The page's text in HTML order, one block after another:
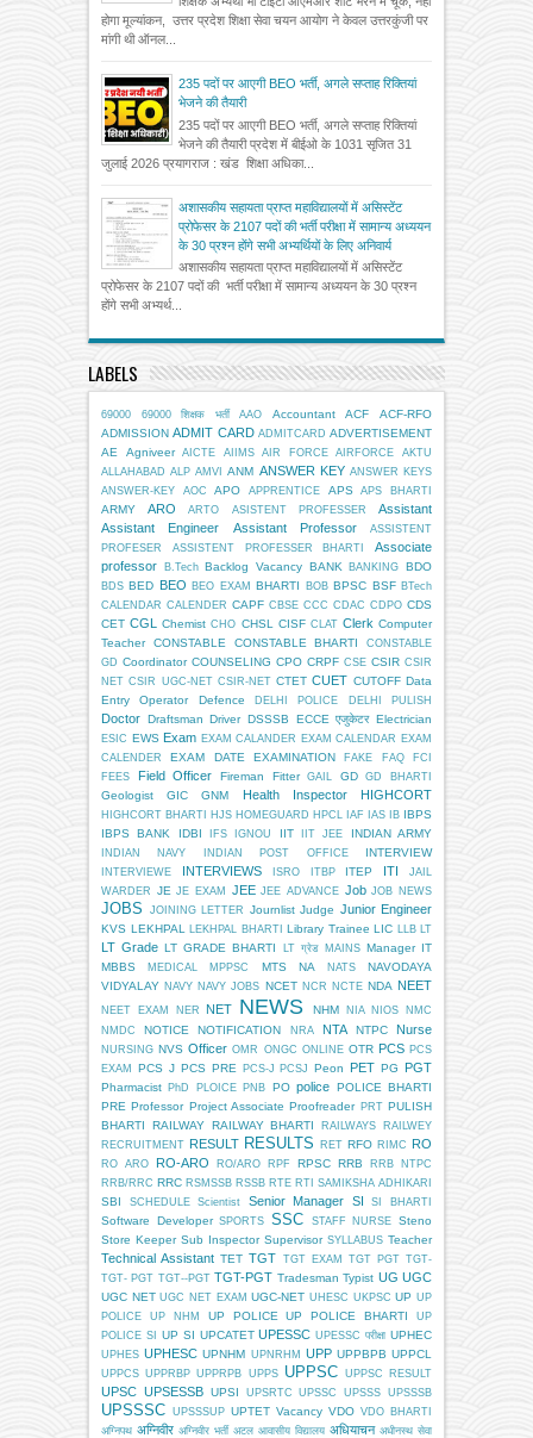
होगा मूल्यांकन, उत्तर प्रदेश शिक्षा सेवा चयन आयोग ने केवल उत्तरकुंजी पर
मांगी थी ऑनल...
235 पदों पर आएगी BEO भर्ती, अगले सप्ताह रिक्तियां
भेजने की तैयारी
235 पदों पर आएगी BEO भर्ती, अगले सप्ताह रिक्तियां
भेजने की तैयारी प्रदेश में बीईओ के 1031 सृजित 31
जुलाई 2026 प्रयागराज : खंड शिक्षा अधिका...
अशासकीय सहायता प्राप्त महाविद्यालयों में असिस्टेंट
प्रोफेसर के 2107 पदों की भर्ती परीक्षा में सामान्य अध्ययन
के 30 प्रश्न होंगे सभी अभ्यर्थियों के लिए अनिवार्य
अशासकीय सहायता प्राप्त महाविद्यालयों में असिस्टेंट
प्रोफेसर के 2107 पदों की भर्ती परीक्षा में सामान्य अध्ययन के 30 प्रश्न
होंगे सभी अभ्यर्थ...
LABELS
69000 69000 शिक्षक भर्ती AAO Accountant ACF
ACF-RFO
ADMISSION ADMIT CARD ADMITCARD ADVERTISEMENT
AE
Agniveer AICTE AIIMS AIR FORCE AIRFORCE
AKTU
ALLAHABAD ALP AMVI ANM ANSWER KEY ANSWER KEYS
ANSWER-KEY
AOC APO APPRENTICE APS APS BHARTI
ARMY ARO ARTO ASISTENT PROFESSER
Assistant
Assistant Engineer
Assistant Professor
ASSISTENT
PROFESER
ASSISTENT PROFESSER BHARTI
Associate
professor
B.Tech Backlog Vacancy BANK BANKING BDO
BDS BED BEO BEO EXAM BHARTI BOB BPSC BSF BTech
CALENDAR CALENDER CAPF CBSE CCC CDAC CDPO CDS
CET CGL Chemist CHO CHSL CISF CLAT Clerk Computer
Teacher
CONSTABLE CONSTABLE BHARTI
CONSTABLE
GD Coordinator COUNSELING CPO CRPF CSE CSIR CSIR
NET CSIR UGC-NET CSIR-NET CTET CUET CUTOFF Data
Entry Operator
Defence DELHI POLICE DELHI PULISH
Doctor Draftsman Driver DSSSB ECCE एजुकेटर Electrician
ESIC EWS Exam EXAM CALANDER EXAM CALENDAR EXAM
CALENDER
EXAM DATE EXAMINATION FAKE FAQ
FCI
FEES
Field Officer Fireman Fitter GAIL GD GD BHARTI
Geologist GIC GNM Health Inspector HIGHCORT
HIGHCORT BHARTI HJS HOMEGUARD HPCL IAF IAS IB IBPS
IBPS BANK
IDBI IFS IGNOU IIT IIT JEE INDIAN ARMY
INDIAN NAVY INDIAN POST OFFICE INTERVIEW
INTERVIEWE INTERVIEWS ISRO ITBP ITEP ITI
JAIL
WARDER JE JE EXAM JEE JEE ADVANCE Job JOB NEWS
JOBS JOINING LETTER Journlist Judge Junior Engineer
KVS LEKHPAL LEKHPAL BHARTI Library Trainee LIC LLB LT
LT Grade LT GRADE BHARTI LT ग्रेड MAINS Manager IT
MBBS
MEDICAL MPPSC MTS NA NATS
NAVODAYA
VIDYALAY NAVY NAVY JOBS NCET NCR NCTE NDA NEET
NEET EXAM NER NET NEWS NHM NIA NIOS
NMC
NMDC
NOTICE NOTIFICATION NRA NTA NTPC Nurse
NURSING NVS Officer OMR ONGC ONLINE OTR PCS PCS
EXAM
PCS J PCS PRE PCS-J PCSJ Peon PET PG PGT
Pharmacist PhD PLOICE PNB PO police POLICE BHARTI
PRE Professor Project Associate Proofreader PRT PULISH
BHARTI
RAILWAY RAILWAY BHARTI RAILWAYS
RAILWEY
RECRUITMENT RESULT RESULTS RET RFO RIMC RO
RO ARO RO-ARO RO/ARO RPF RPSC RRB
RRB NTPC
RRB/RRC RRC RSMSSB RSSB RTE RTI SAMIKSHA ADHIKARI
SBI SCHEDULE Scientist Senior Manager SI SI BHARTI
Software Developer SPORTS SSC STAFF NURSE
Steno
Store Keeper Sub Inspector Supervisor SYLLABUS Teacher
Technical Assistant TET TGT TGT EXAM TGT PGT TGT-
TGT- PGT TGT--PGT TGT-PGT Tradesman Typist UG UGC
UGC NET UGC NET EXAM UGC-NET UHESC UKPSC UP UP
POLICE
UP NHM UP POLICE UP POLICE BHARTI
UP
POLICE SI
UP SI UPCATET UPESSC UPESSC परीक्षा UPHEC
UPHES UPHESC UPNHM UPNRHM UPP UPPBPB UPPCL
UPPCS UPPRBP UPPRPB UPPS UPPSC UPPSC RESULT
UPSC UPSESSB UPSI UPSRTC UPSSC UPSSS UPSSSB
UPSSSC UPSSSUP UPTET Vacancy VDO VDO BHARTI
अग्निपथ अग्निवीर अग्निवीर भर्ती अटल आवासीय विद्यालय अधियाचन अधीनस्थ सेवा